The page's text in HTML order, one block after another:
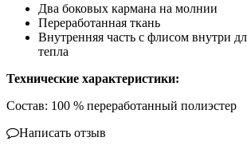
Два боковых кармана на молнии
Переработанная ткань
Внутренняя часть с флисом внутри
тепла
Технические характеристики:
Состав: 100 % переработанный полиэстер
Написать отзыв